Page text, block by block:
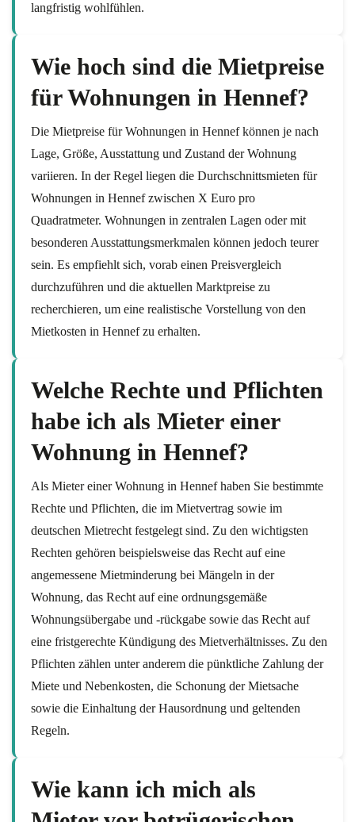
langfristig wohlfühlen.
Wie hoch sind die Mietpreise
für Wohnungen in Hennef?
Die Mietpreise für Wohnungen in Hennef können je nach
Lage, Größe, Ausstattung und Zustand der Wohnung
variieren. In der Regel liegen die Durchschnittsmieten für
Wohnungen in Hennef zwischen X Euro pro
Quadratmeter. Wohnungen in zentralen Lagen oder mit
besonderen Ausstattungsmerkmalen können jedoch teurer
sein. Es empfiehlt sich, vorab einen Preisvergleich
durchzuführen und die aktuellen Marktpreise zu
recherchieren, um eine realistische Vorstellung von den
Mietkosten in Hennef zu erhalten.
Welche Rechte und Pflichten
habe ich als Mieter einer
Wohnung in Hennef?
Als Mieter einer Wohnung in Hennef haben Sie bestimmte
Rechte und Pflichten, die im Mietvertrag sowie im
deutschen Mietrecht festgelegt sind. Zu den wichtigsten
Rechten gehören beispielsweise das Recht auf eine
angemessene Mietminderung bei Mängeln in der
Wohnung, das Recht auf eine ordnungsgemäße
Wohnungsübergabe und -rückgabe sowie das Recht auf
eine fristgerechte Kündigung des Mietverhältnisses. Zu den
Pflichten zählen unter anderem die pünktliche Zahlung der
Miete und Nebenkosten, die Schonung der Mietsache
sowie die Einhaltung der Hausordnung und geltenden
Regeln.
Wie kann ich mich als